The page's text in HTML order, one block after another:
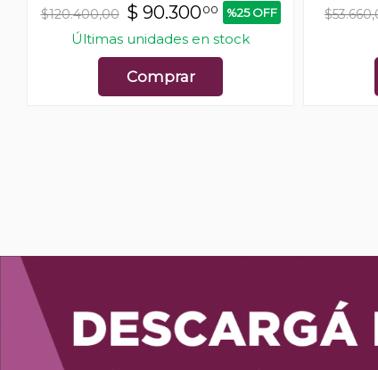
$120.400,00 $ 90.30000 %25 OFF
Últimas unidades en stock
Comprar